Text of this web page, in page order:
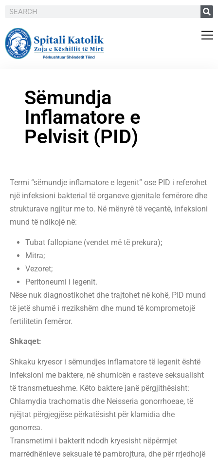
Sëmundja
Inflamatore e
Pelvisit (PID)
Termi “sëmundje inflamatore e legenit” ose PID i referohet
një infeksioni bakterial të organeve gjenitale femërore dhe
strukturave ngjitur me to. Në mënyrë të veçantë, infeksioni
mund të ndikojë në:
Tubat fallopiane (vendet më të prekura);
Mitra;
Vezoret;
Peritoneumi i legenit.
Nëse nuk diagnostikohet dhe trajtohet në kohë, PID mund
të jetë shumë i rrezikshëm dhe mund të komprometojë
fertilitetin femëror.
Shkaqet:
Shkaku kryesor i sëmundjes inflamatore të legenit është
infeksioni me baktere, në shumicën e rasteve seksualisht
të transmetueshme. Këto baktere janë përgjithësisht:
Chlamydia trachomatis dhe Neisseria gonorrhoeae, të
njëjtat përgjegjëse përkatësisht për klamidia dhe
gonorrea.
Transmetimi i bakterit ndodh kryesisht nëpërmjet
marrëdhënieve seksuale të pambrojtura, dhe për rrjedhojë